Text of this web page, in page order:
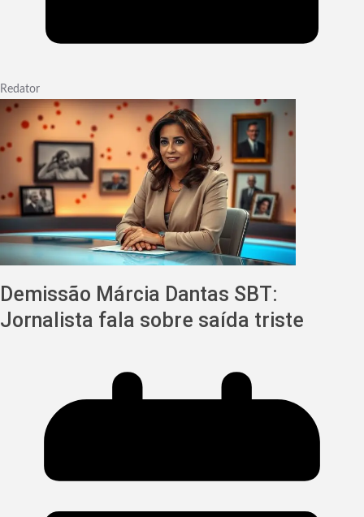
Redator
Demissão Márcia Dantas SBT:
Jornalista fala sobre saída triste